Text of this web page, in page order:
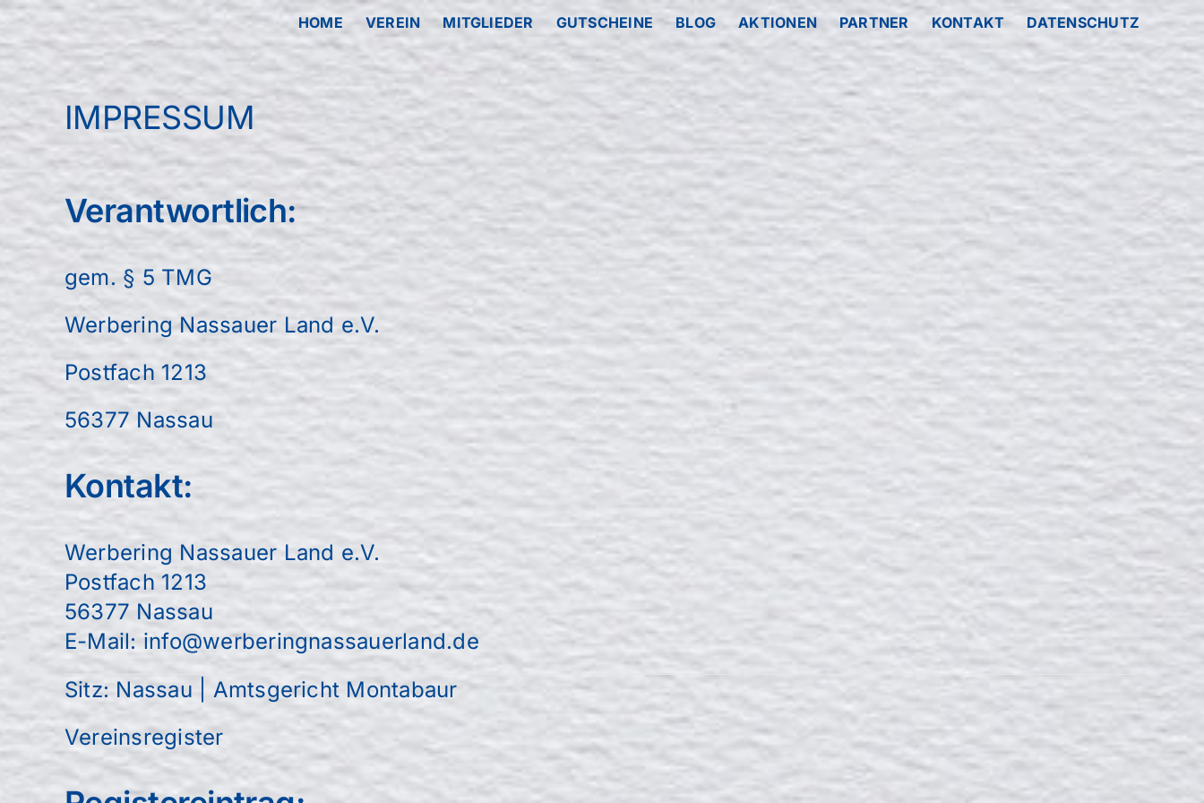
Zum
springen
HOME VEREIN MITGLIEDER GUTSCHEINE BLOG AKTIONEN PARTNER KONTAKT DATENSCHUTZ
IMPRESSUM
Verantwortlich:
gem. § 5 TMG
Werbering Nassauer Land e.V.
Postfach 1213
56377 Nassau
Kontakt:
Werbering Nassauer Land e.V.
Postfach 1213
56377 Nassau
E-Mail: info@werberingnassauerland.de
Sitz: Nassau | Amtsgericht Montabaur
Vereinsregister